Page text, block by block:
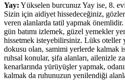
Yay: Yükselen burcunuz Yay ise, 8.
Sizin için aidiyet hissedeceğiniz,
veren alanlarda tatil yapmak
gün batımı izlemek, güzel yemekler
hissetmek isteyebilirsiniz. Lüks oteller
dokusu olan, samimi yerlerde kalmak
ruhsal konular, şifa alanları, ailenizle
kenarlarında yürüyüşler yapmak,
kalmak da ruhunuzun yenilendiği